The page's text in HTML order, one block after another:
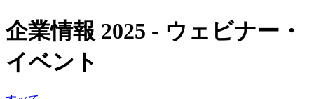
企業情報 2025 - ウェビナー・
イベント